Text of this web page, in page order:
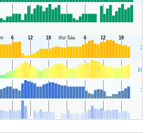
24
70